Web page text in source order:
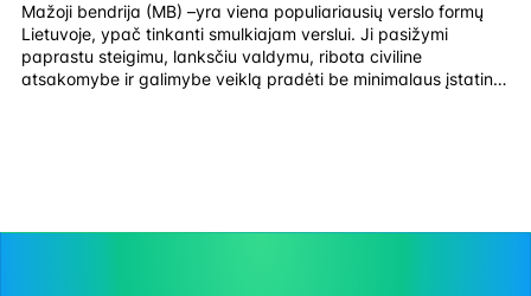
Mažoji bendrija (MB) –yra viena populiariausių verslo formų
Lietuvoje, ypač tinkanti smulkiajam verslui. Ji pasižymi
paprastu steigimu, lanksčiu valdymu, ribota civiline
atsakomybe ir galimybe veiklą pradėti be minimalaus įstatinio